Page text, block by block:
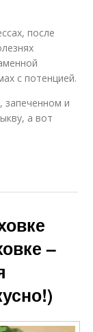
после
с потенцией.
запеченном и
а вот
–